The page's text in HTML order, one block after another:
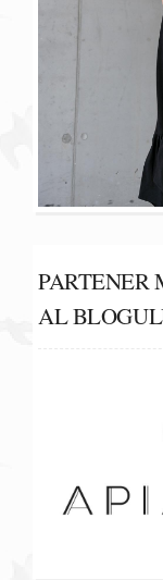
PARTENER
AL